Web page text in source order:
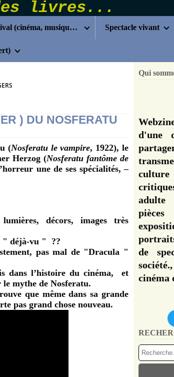
Festival (cinéma, musique...) Spectacle vivant
) DU NOSFERATU
(Nosferatu le vampire, 1922), le
Herzog (Nosferatu fantôme de
une de ses spécialités, –
décors, images très
" déjà-vu " ??
pas mal de "Dracula "
dans l’histoire du cinéma, et
mythe de Nosferatu.
que même dans sa grande
pas grand chose nouveau.
Qui
d'une
adulte
de
cinéma